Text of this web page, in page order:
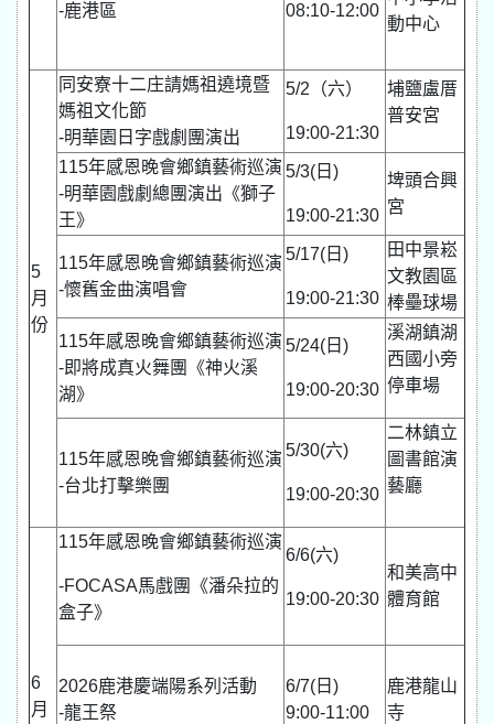
-鹿港區
08:10-12:00
動中心
5
月
份
同安寮十二庄請媽祖遶境暨
媽祖文化節
-明華園日字戲劇團演出
5/2（六）
19:00-21:30
埔鹽盧厝
普安宮
115年感恩晚會鄉鎮藝術巡演
-明華園戲劇總團演出《獅子
王》
5/3(日)
19:00-21:30
埤頭合興
宮
115年感恩晚會鄉鎮藝術巡演
-懷舊金曲演唱會
5/17(日)
19:00-21:30
田中景崧
文教園區
棒壘球場
115年感恩晚會鄉鎮藝術巡演
-即將成真火舞團《神火溪
湖》
5/24(日)
19:00-20:30
溪湖鎮湖
西國小旁
停車場
115年感恩晚會鄉鎮藝術巡演
-台北打擊樂團
5/30(六)
19:00-20:30
二林鎮立
圖書館演
藝廳
6
月
115年感恩晚會鄉鎮藝術巡演
-FOCASA馬戲團《潘朵拉的
盒子》
6/6(六)
19:00-20:30
和美高中
體育館
2026鹿港慶端陽系列活動
-龍王祭
6/7(日)
9:00-11:00
鹿港龍山
寺